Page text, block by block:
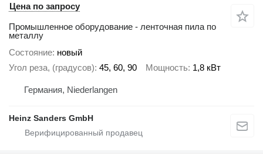
Цена по запросу
Промышленное оборудование - ленточная пила по
металлу
Состояние новый
Угол реза, (градусов) 45, 60, 90 Мощность 1,8 кВт
Германия, Niederlangen
Heinz Sanders GmbH